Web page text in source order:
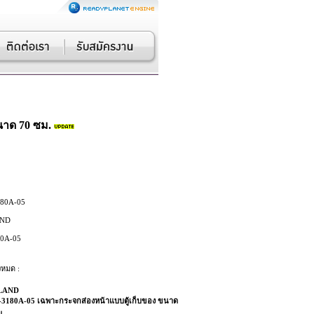
ด 70 ซม.
05
05
หมด :
3180A-05 เฉพาะกระจกส่องหน้าแบบตู้เก็บของ ขนาด